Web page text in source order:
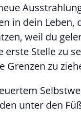
in dein Leben,
weil du
erste Stelle zu
Grenzen zu
unter den